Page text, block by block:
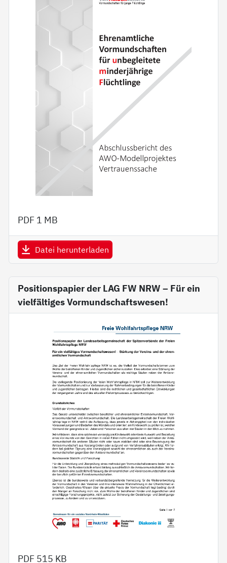
PDF 1 MB
Datei herunterladen
Positionspapier der LAG FW NRW – Für ein
vielfältiges Vormundschaftswesen!
PDF 515 KB